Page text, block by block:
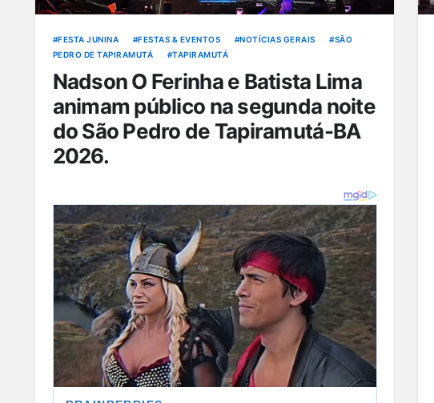
FESTA JUNINA FESTAS & EVENTOS NOTÍCIAS GERAIS
SÃO
PEDRO DE TAPIRAMUTÁ
TAPIRAMUTÁ
Nadson O Ferinha e Batista Lima
animam público na segunda noite
do São Pedro de Tapiramutá-BA
2026.